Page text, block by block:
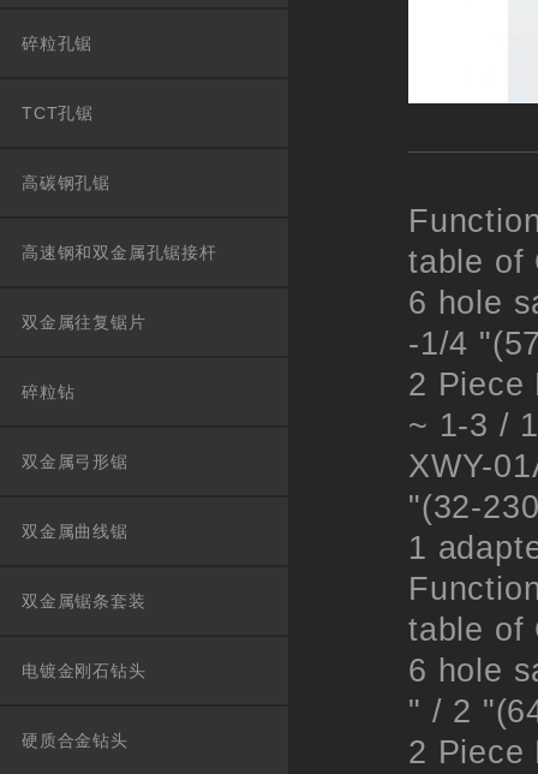
碎粒孔锯
TCT孔锯
高碳钢孔锯
高速钢和双金属孔锯接杆
双金属往复锯片
碎粒钻
双金属弓形锯
双金属曲线锯
双金属锯条套装
电镀金刚石钻头
硬质合金钻头
table of
6 hole
-1/4
2 Piece
~ 1-3 /
XWY-
"(32-
1
table of
6 hole
" / 2
2 Piece